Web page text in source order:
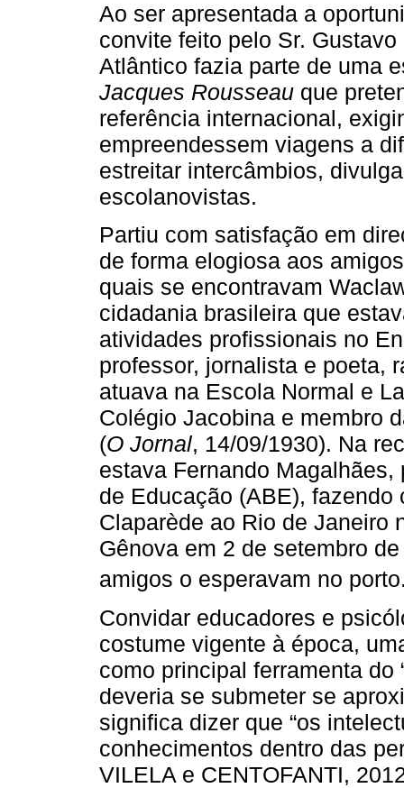
Ao ser apresentada a
convite feito pelo Sr.
Atlântico fazia parte de uma
Jacques Rousseau que
referência internacional,
empreendessem viagens a
estreitar intercâmbios,
escolanovistas.
Partiu com satisfação em
de forma elogiosa aos
quais se encontravam
cidadania brasileira que
atividades profissionais no
professor, jornalista e poeta,
atuava na Escola Normal e
Colégio Jacobina e membro
(O Jornal, 14/09/1930). Na
estava Fernando
de Educação (ABE), fazendo
Claparède ao Rio de Janeiro
Gênova em 2 de setembro
amigos o esperavam no
Convidar educadores e
costume vigente à época,
como principal ferramenta do
deveria se submeter se
significa dizer que “os
conhecimentos dentro das
VILELA e CENTOFANTI,